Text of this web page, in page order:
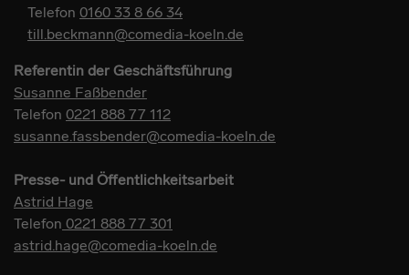
Telefon 0160 33 8 66 34
till.beckmann@comedia-koeln.de
Referentin der Geschäftsführung
Susanne Faßbender
Telefon 0221 888 77 112
susanne.fassbender@comedia-koeln.de
Presse- und Öffentlichkeitsarbeit
Astrid Hage
Telefon 0221 888 77 301
astrid.hage@comedia-koeln.de